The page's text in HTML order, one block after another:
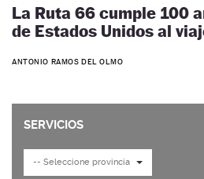
La Ruta 66 cumple 100
de Estados Unidos al
ANTONIO RAMOS DEL OLMO